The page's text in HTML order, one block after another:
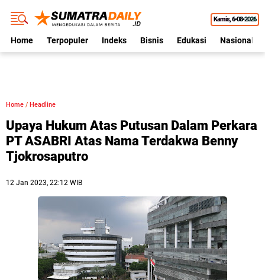
Kamis 6•08•2026
Home Terpopuler Indeks Bisnis Edukasi Nasional
Home / Headline
Upaya Hukum Atas Putusan Dalam Perkara
PT ASABRI Atas Nama Terdakwa Benny
Tjokrosaputro
12 Jan 2023, 22:12 WIB